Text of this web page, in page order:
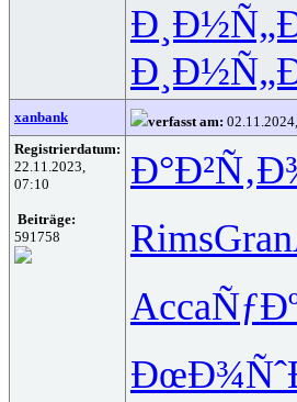
xanbank verfasst am:
Registrierdatum:
22.11.2023,
07:10
Beiträge:
591758
RimsGran
Acca